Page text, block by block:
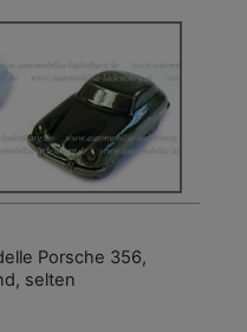
Porsche 356,
selten